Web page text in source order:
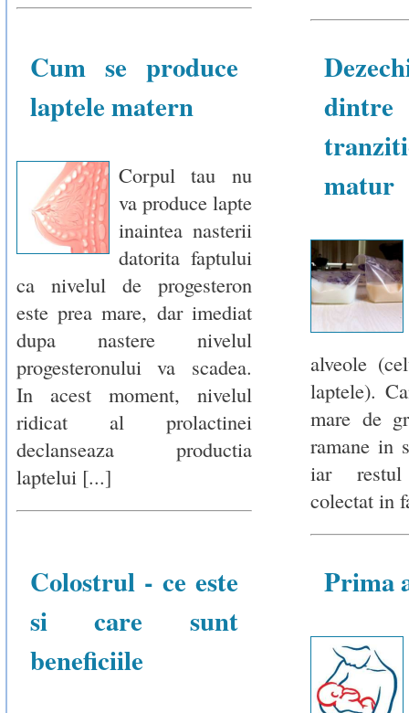
Cum se produce
laptele matern
Corpul tau nu
va produce lapte
inaintea nasterii
datorita faptului
ca nivelul de progesteron
este prea mare, dar imediat
dupa nastere nivelul
progesteronului va scadea.
In acest moment, nivelul
ridicat al prolactinei
declanseaza productia
laptelui [...]
dintre
matur
alveole
laptele).
mare de
ramane in
iar
colectat in
Colostrul - ce este
si care sunt
beneficiile
Prima